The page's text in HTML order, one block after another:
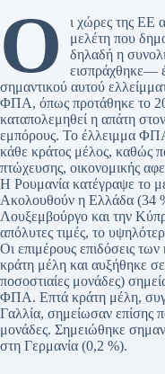
Ο
ι χώρες της ΕΕ
μελέτη που
δηλαδή η
εισπράχθηκε—
σημαντικού αυτού
ΦΠΑ, όπως προτάθηκε το
καταπολεμηθεί η απάτη
εμπόρους. Το έλλειμμα
κάθε κράτος μέλος, καθώς
πτώχευσης, οικονομικής
Η Ρουμανία κατέγραψε το
Ακολουθούν η Ελλάδα (34
Λουξεμβούργο και την
απόλυτες τιμές, το
Οι επιμέρους επιδόσεις
κράτη μέλη και αυξήθηκε
ποσοστιαίες μονάδες)
ΦΠΑ. Επτά κράτη μέλη,
Γαλλία, σημείωσαν επίσης
μονάδες. Σημειώθηκε
στη Γερμανία (0,2 %).